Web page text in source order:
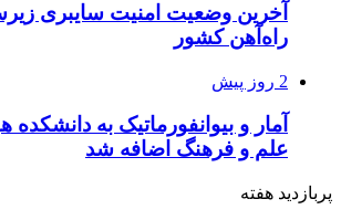
آخرین وضعیت امنیت سایبری
راه‌آهن کشور
2 روز پیش
آمار و بیوانفورماتیک به
علم و فرهنگ اضافه شد
پربازدید هفته